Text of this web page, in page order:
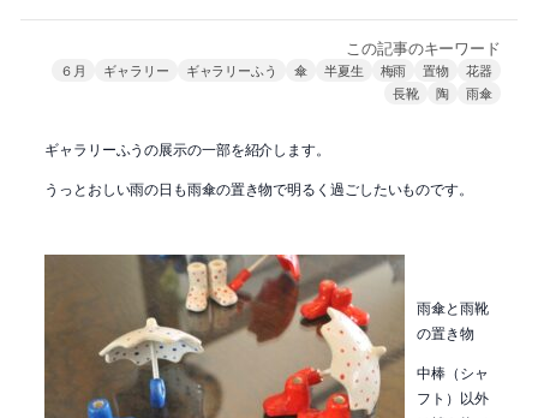
この記事のキーワード
６月 ギャラリー ギャラリーふう 傘 半夏生 梅雨 置物
花器
長靴
陶 雨傘
ギャラリーふうの展示の一部を紹介します。
うっとおしい雨の日も雨傘の置き物で明るく過ごしたいものです。
雨傘と雨靴
の置き物
中棒（シャ
フト）以外